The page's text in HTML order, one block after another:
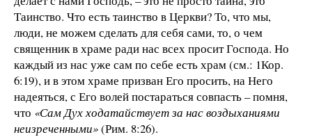
Таинство. Что есть таинство в Церкви? То, что мы,
люди, не можем сделать для себя сами, то, о чем
священник в храме ради нас всех просит Господа. Но
каждый из нас уже сам по себе есть храм (см.: 1Кор.
6:19), и в этом храме призван Его просить, на Него
надеяться, с Его волей постараться совпасть – помня,
что «Сам Дух ходатайствует за нас воздыханиями
неизреченными»(Рим. 8:26).